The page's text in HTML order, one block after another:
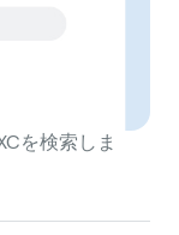
を検索しま